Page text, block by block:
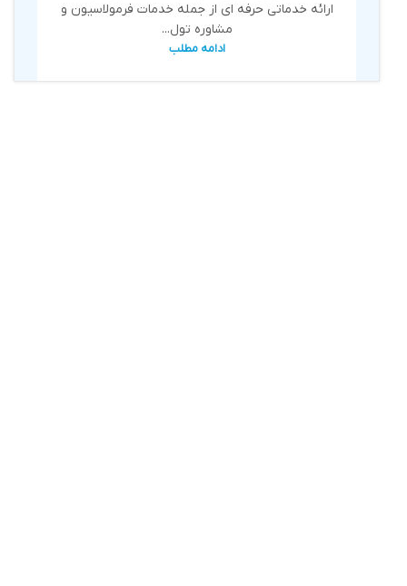
ارائه خدماتی حرفه ای از جمله خدمات فرمولاسیون و
مشاوره تول...
ادامه مطلب